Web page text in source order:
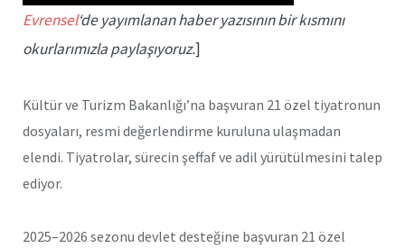
Evrensel‘de yayımlanan haber yazısının bir kısmını
okurlarımızla paylaşıyoruz.]
Kültür ve Turizm Bakanlığı’na başvuran 21 özel tiyatronun
dosyaları, resmi değerlendirme kuruluna ulaşmadan
elendi. Tiyatrolar, sürecin şeffaf ve adil yürütülmesini talep
ediyor.
2025–2026 sezonu devlet desteğine başvuran 21 özel